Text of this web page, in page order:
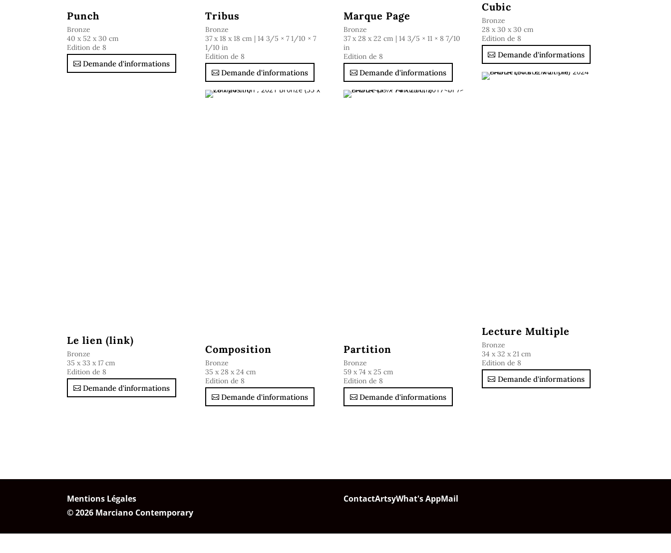
Punch
Bronze
40 x 52 x 30 cm
Edition de 8
Le lien (link)
Bronze
35 x 33 x 17 cm
Edition de 8
Tribus
Bronze
37 x 18 x 18 cm | 14 3/5 × 7 1/10 × 7
1/10 in
Edition de 8
Composition
Bronze
35 x 28 x 24 cm
Edition de 8
Marque Page
Bronze
37 x 28 x 22 cm | 14 3/5 × 11 × 8 7/10
in
Edition de 8
Partition
Bronze
59 x 74 x 25 cm
Edition de 8
Cubic
Bronze
28 x 30 x 30 cm
Edition de 8
Lecture Multiple
Bronze
34 x 32 x 21 cm
Edition de 8
© 2026 Marciano Contemporary